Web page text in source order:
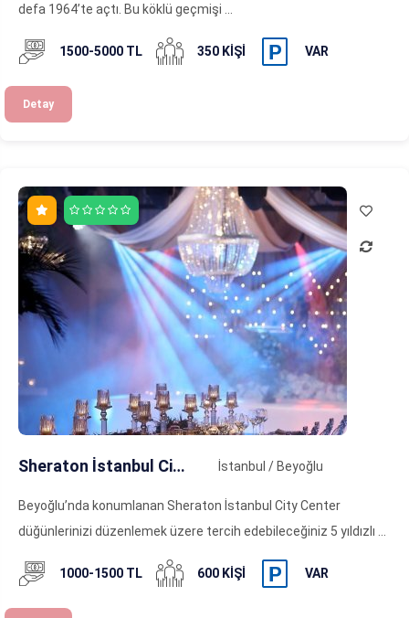
defa 1964’te açtı. Bu köklü geçmişi ...
1500-5000 TL 350 KIŞI VAR
Detay
Sheraton İstanbul City Center İstanbul / Beyoğlu
Beyoğlu’nda konumlanan Sheraton İstanbul City Center
düğünlerinizi düzenlemek üzere tercih edebileceğiniz 5 yıldızlı ...
1000-1500 TL 600 KIŞI VAR